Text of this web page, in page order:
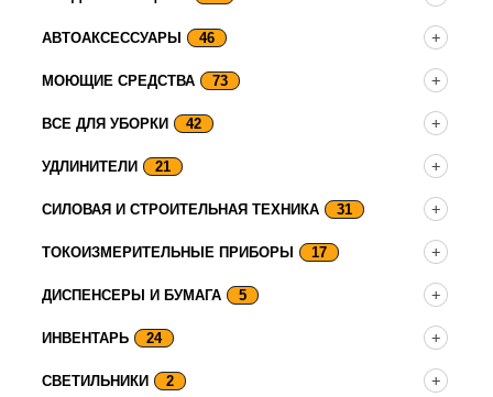
АВТОАКСЕССУАРЫ 46
МОЮЩИЕ СРЕДСТВА 73
ВСЕ ДЛЯ УБОРКИ 42
УДЛИНИТЕЛИ 21
СИЛОВАЯ И СТРОИТЕЛЬНАЯ ТЕХНИКА 31
ТОКОИЗМЕРИТЕЛЬНЫЕ ПРИБОРЫ 17
ДИСПЕНСЕРЫ И БУМАГА 5
ИНВЕНТАРЬ 24
СВЕТИЛЬНИКИ 2